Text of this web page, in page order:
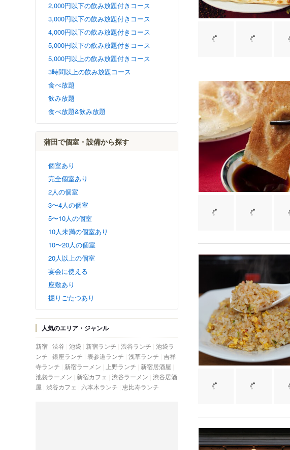
2,000円以下の飲み放題付きコース
3,000円以下の飲み放題付きコース
4,000円以下の飲み放題付きコース
5,000円以下の飲み放題付きコース
5,000円以上の飲み放題付きコース
3時間以上の飲み放題コース
食べ放題
飲み放題
食べ放題&飲み放題
蒲田で個室・設備から探す
個室あり
完全個室あり
2人の個室
3〜4人の個室
5〜10人の個室
10人未満の個室あり
10〜20人の個室
20人以上の個室
宴会に使える
座敷あり
掘りごたつあり
人気のエリア・ジャンル
新宿 渋谷 池袋 新宿ランチ 渋谷ランチ 池袋ラ
ンチ 銀座ランチ 表参道ランチ 浅草ランチ 吉祥
寺ランチ
新宿ラーメン 上野ランチ
新宿居酒屋
池袋ラーメン
新宿カフェ 渋谷ラーメン 渋谷居酒
屋 渋谷カフェ 六本木ランチ 恵比寿ランチ